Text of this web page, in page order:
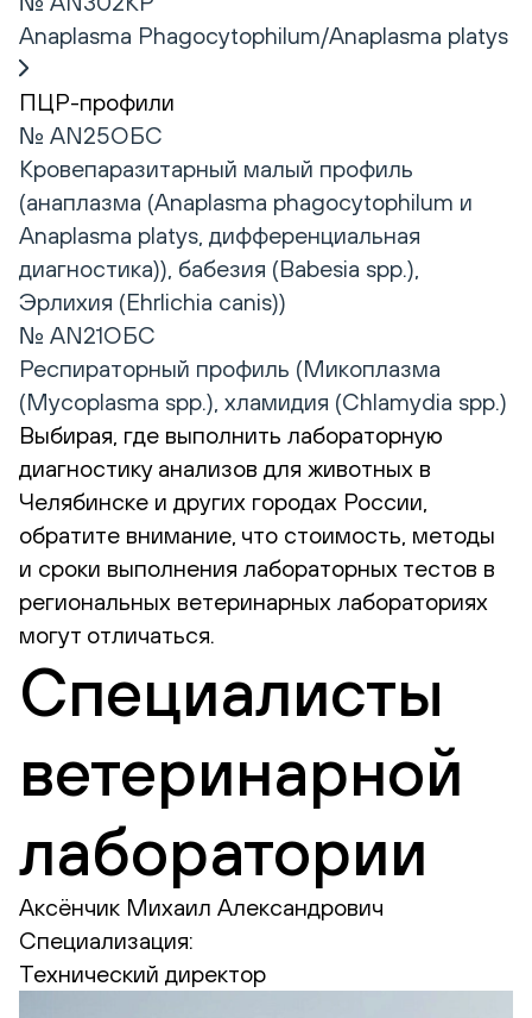
Anaplasma Phagocytophilum/Anaplasma platys
ПЦР-профили
№ AN25ОБС
Кровепаразитарный малый профиль
(анаплазма (Anaplasma phagocytophilum и
Anaplasma platys, дифференциальная
диагностика)), бабезия (Babesia spp.),
Эрлихия (Ehrlichia canis))
№ AN21ОБС
Респираторный профиль (Микоплазма
(Mycoplasma spp.), хламидия (Сhlamydia spp.)
Выбирая, где выполнить лабораторную
диагностику анализов для животных в
Челябинске и других городах России,
обратите внимание, что стоимость, методы
и сроки выполнения лабораторных тестов в
региональных ветеринарных лабораториях
могут отличаться.
Специалисты
ветеринарной
лаборатории
Аксёнчик Михаил Александрович
Специализация:
Технический директор